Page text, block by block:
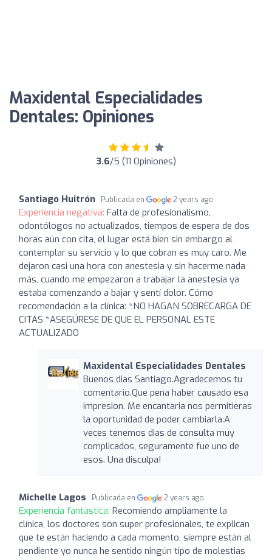
Maxidental Especialidades
Dentales: Opiniones
3.6/5 (11 Opiniones)
Santiago Huitrón Publicada en 2 years ago
Experiencia negativa: Falta de profesionalismo,
odontólogos no actualizados, tiempos de espera de dos
horas aún con cita, el lugar está bien sin embargo al
contemplar su servicio y lo que cobran es muy caro. Me
dejaron casi una hora con anestesia y sin hacerme nada
más, cuando me empezaron a trabajar la anestesia ya
estaba comenzando a bajar y sentí dolor. Cómo
recomendación a la clínica: *NO HAGAN SOBRECARGA DE
CITAS *ASEGÚRESE DE QUE EL PERSONAL ESTE
ACTUALIZADO
Maxidental Especialidades Dentales
Buenos dias Santiago.Agradecemos tu
comentario.Que pena haber causado esa
impresion. Me encantaria nos permitieras
la oportunidad de poder cambiarla.A
veces tenemos dias de consulta muy
complicados, seguramente fue uno de
esos. Una disculpa!
Michelle Lagos Publicada en 2 years ago
Experiencia fantástica: Recomiendo ampliamente la
clínica, los doctores son super profesionales, te explican
que te están haciendo a cada momento, siempre están al
pendiente yo nunca he sentido ningún tipo de molestias